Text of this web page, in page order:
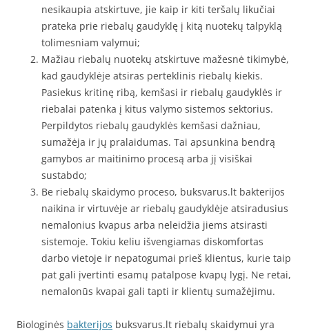
nesikaupia atskirtuve, jie kaip ir kiti teršalų likučiai
prateka prie riebalų gaudyklę į kitą nuotekų talpyklą
tolimesniam valymui;
Mažiau riebalų nuotekų atskirtuve mažesnė tikimybė,
kad gaudyklėje atsiras perteklinis riebalų kiekis.
Pasiekus kritinę ribą, kemšasi ir riebalų gaudyklės ir
riebalai patenka į kitus valymo sistemos sektorius.
Perpildytos riebalų gaudyklės kemšasi dažniau,
sumažėja ir jų pralaidumas. Tai apsunkina bendrą
gamybos ar maitinimo procesą arba jį visiškai
sustabdo;
Be riebalų skaidymo proceso, buksvarus.lt bakterijos
naikina ir virtuvėje ar riebalų gaudyklėje atsiradusius
nemalonius kvapus arba neleidžia jiems atsirasti
sistemoje. Tokiu keliu išvengiamas diskomfortas
darbo vietoje ir nepatogumai prieš klientus, kurie taip
pat gali įvertinti esamų patalpose kvapų lygį. Ne retai,
nemalonūs kvapai gali tapti ir klientų sumažėjimu.
Biologinės bakterijos buksvarus.lt riebalų skaidymui yra